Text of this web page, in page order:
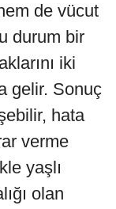
de vücut
durum bir
iki
gelir. Sonuç
hata
verme
yaşlı
olan